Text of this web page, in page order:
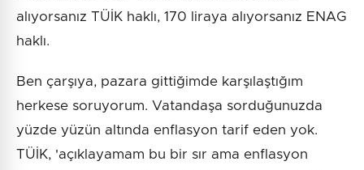
alıyorsanız TÜİK haklı, 170 liraya alıyorsanız ENAG
haklı.
Ben çarşıya, pazara gittiğimde karşılaştığım
herkese soruyorum. Vatandaşa sorduğunuzda
yüzde yüzün altında enflasyon tarif eden yok.
TÜİK, 'açıklayamam bu bir sır ama enflasyon